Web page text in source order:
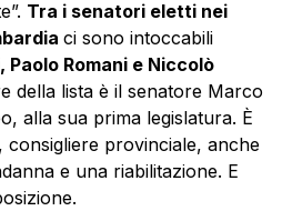
Tra i senatori eletti nei
ci sono intoccabili
Paolo Romani e Niccolò
della lista è il senatore Marco
alla sua prima legislatura. È
consigliere provinciale, anche
e una riabilitazione. E